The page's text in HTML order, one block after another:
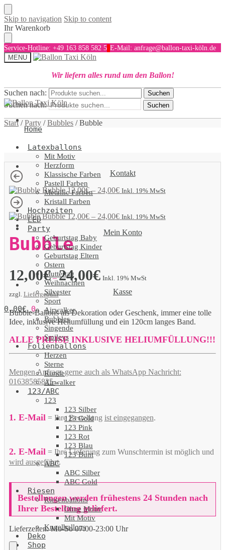
Skip to navigation Skip to content
Ihr Warenkorb
Service-Hotline: +49 163 858 582 5 E-Mail: anfrage@ballon-taxi-köln.de
MENU
Wir liefern alles rund um den Ballon!
Suchen nach: Suchen
Kontakt
Mein Konto
Kasse
0,00€ 0
Suchen nach: Suchen
Home
Latexballons
Mit Motiv
Herzform
Klassische Farben
Pastell Farben
Metallic Farben
Kristall Farben
Hochzeiten
LED
Party
Geburtstag Baby
Geburtstag Kinder
Geburtstag Eltern
Ostern
Muttertag
Weihnachten
Silvester
Sport
Airwalker
Bubbles
Singende
Smileys
Folienballons
Herzen
Sterne
Runde
Airwalker
123/ABC
123
123 Silber
123 Gold
123 Pink
123 Rot
123 Blau
123 Bunt
ABC
ABC Silber
ABC Gold
Riesen
Riesenballons
Ohne Motiv
Mit Motiv
Kugelballons
Deko
Shop
Start /Party /Bubbles /Bubble
Bubble 12,00€– 24,00€ Inkl. 19% MwSt
Bubble 12,00€– 24,00€ Inkl. 19% MwSt
Bubble
12,00€–24,00€ Inkl. 19% MwSt
zzgl. Liefergebühr
Bubble-Ballons als Dekoration oder Geschenk, immer eine tolle
Idee, inklusive Heliumfüllung und ein 120cm langes Band.
ALLE PREISE INKLUSIVE HELIUMFÜLLUNG!!!
Mengen Anfrage gerne auch als WhatsApp Nachricht:
01638585825.
1. E-Mail = Ihre Bestellung ist eingegangen.
2. E-Mail = Ihre Lieferung zum Wunschtermin ist möglich und
wird ausgeführt.
Bestellungen werden frühestens 24 Stunden nach
Ihrer Bestellung geliefert.
Lieferzeiten:Mo-So 07:00-23:00 Uhr